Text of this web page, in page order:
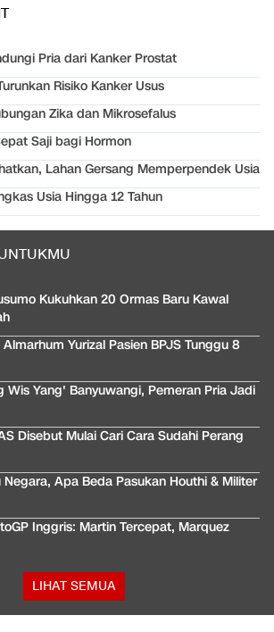
Pria dari Kanker Prostat
Risiko Kanker Usus
Zika dan Mikrosefalus
Saji bagi Hormon
Lahan Gersang Memperpendek Usia
Usia Hingga 12 Tahun
Kukuhkan 20 Ormas Baru Kawal
Yurizal Pasien BPJS Tunggu 8
Wis Yang' Banyuwangi, Pemeran Pria Jadi
Disebut Mulai Cari Cara Sudahi Perang
Apa Beda Pasukan Houthi & Militer
Inggris: Martin Tercepat, Marquez
LIHAT SEMUA